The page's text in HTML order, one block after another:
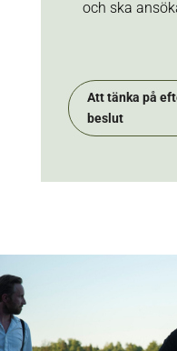
och ska
Att tänka på
beslut